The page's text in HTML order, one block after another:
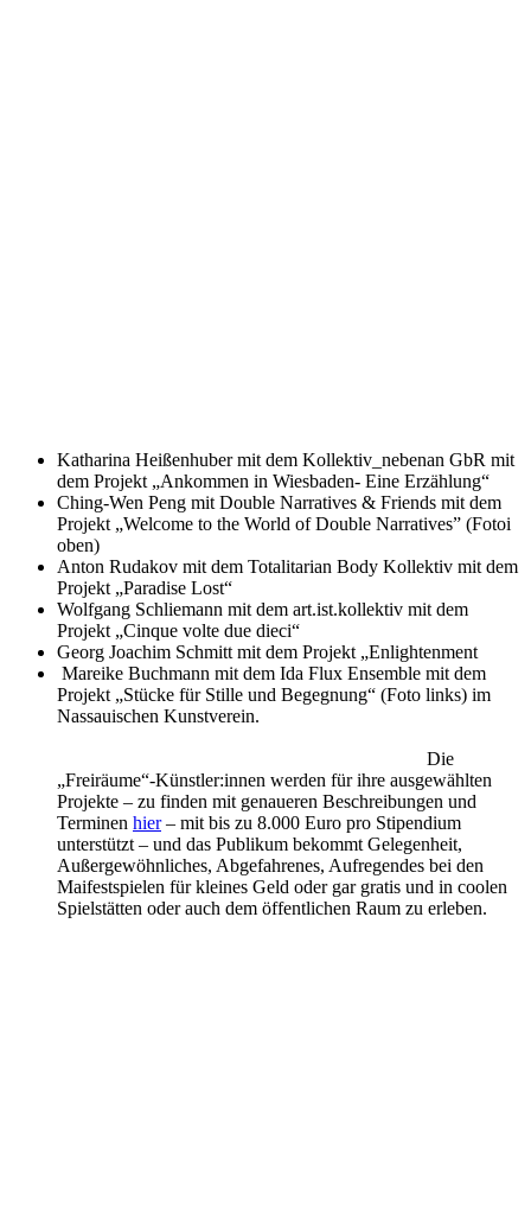
Katharina Heißenhuber mit dem Kollektiv_nebenan GbR mit
dem Projekt „Ankommen in Wiesbaden- Eine Erzählung“
Ching-Wen Peng mit Double Narratives & Friends mit dem
Projekt „Welcome to the World of Double Narratives” (Fotoi
oben)
Anton Rudakov mit dem Totalitarian Body Kollektiv mit dem
Projekt „Paradise Lost“
Wolfgang Schliemann mit dem art.ist.kollektiv mit dem
Projekt „Cinque volte due dieci“
Georg Joachim Schmitt mit dem Projekt „Enlightenment
Mareike Buchmann mit dem Ida Flux Ensemble mit dem
Projekt „Stücke für Stille und Begegnung“ (Foto links) im
Nassauischen Kunstverein.
Die
„Freiräume“-Künstler:innen werden für ihre ausgewählten
Projekte – zu finden mit genaueren Beschreibungen und
Terminen hier– mit bis zu 8.000 Euro pro Stipendium
unterstützt – und das Publikum bekommt Gelegenheit,
Außergewöhnliches, Abgefahrenes, Aufregendes bei den
Maifestspielen für kleines Geld oder gar gratis und in coolen
Spielstätten oder auch dem öffentlichen Raum zu erleben.